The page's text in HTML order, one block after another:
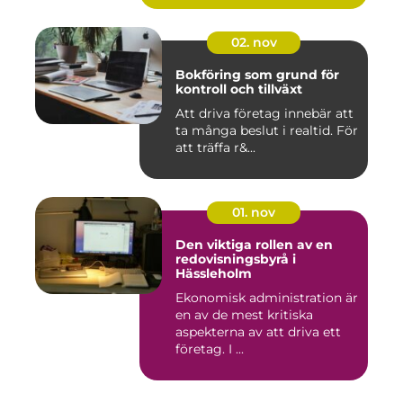
02. nov
Bokföring som grund för
kontroll och tillväxt
Att driva företag innebär att
ta många beslut i realtid. För
att träffa r&...
01. nov
Den viktiga rollen av en
redovisningsbyrå i
Hässleholm
Ekonomisk administration är
en av de mest kritiska
aspekterna av att driva ett
företag. I ...